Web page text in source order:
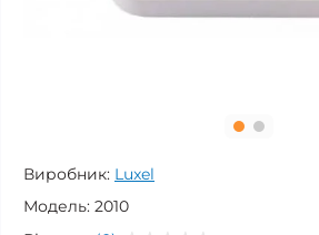
Виробник: Luxel
Модель: 2010